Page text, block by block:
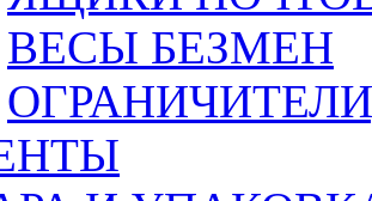
ВЕСЫ БЕЗМЕН